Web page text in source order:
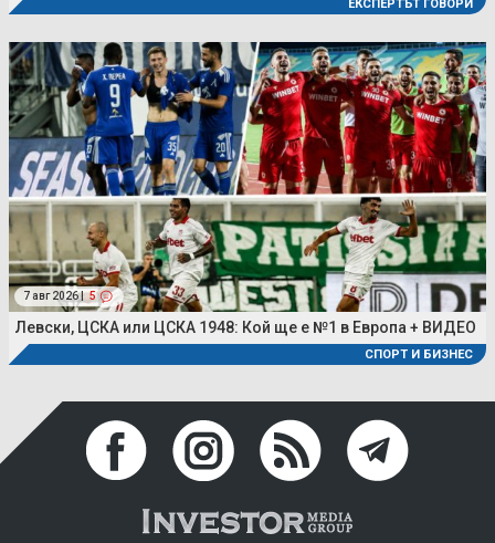
ЕКСПЕРТЪТ ГОВОРИ
7 авг 2026 | 5
Левски, ЦСКА или ЦСКА 1948: Кой ще е №1 в Европа + ВИДЕО
СПОРТ И БИЗНЕС